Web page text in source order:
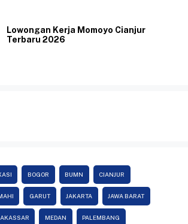
Lowongan Kerja Momoyo Cianjur
Terbaru 2026
BOGOR BUMN CIANJUR
GARUT JAKARTA JAWA BARAT
MEDAN PALEMBANG